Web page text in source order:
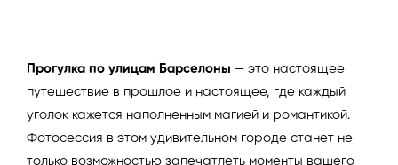
Прогулка по улицам Барселоны — это настоящее
путешествие в прошлое и настоящее, где каждый
уголок кажется наполненным магией и романтикой.
Фотосессия в этом удивительном городе станет не
только возможностью запечатлеть моменты вашего